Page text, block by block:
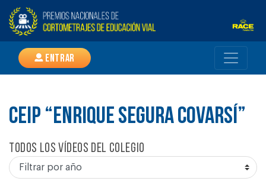
Entrar
CEIP “ENRIQUE SEGURA COVARSÍ”
Todos los vídeos del colegio